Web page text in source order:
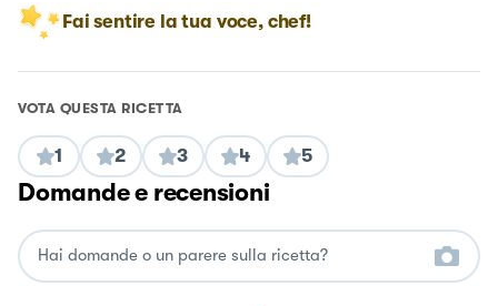
Fai sentire la tua voce, chef!
VOTA QUESTA RICETTA
1 2 3 4 5
Domande e recensioni